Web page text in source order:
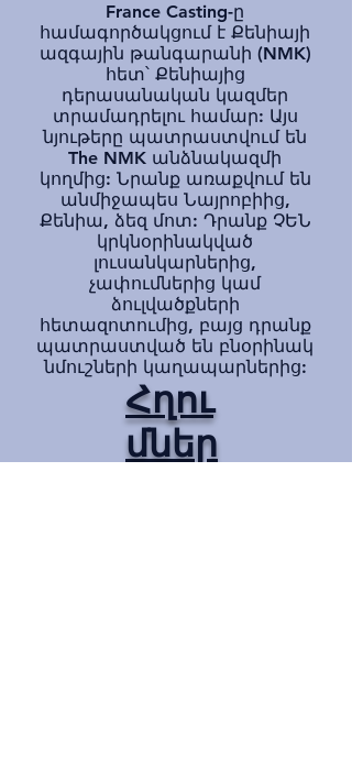
France Casting-ը
համագործակցում է Քենիայի
ազգային թանգարանի (NMK)
հետ՝ Քենիայից
դերասանական կազմեր
տրամադրելու համար: Այս
նյութերը պատրաստվում են
The NMK անձնակազմի
կողմից: Նրանք առաքվում են
անմիջապես Նայրոբիից,
Քենիա, ձեզ մոտ: Դրանք ՉԵՆ
կրկնօրինակված
լուսանկարներից,
չափումներից կամ
ձուլվածքների
հետազոտումից, բայց դրանք
պատրաստված են բնօրինակ
նմուշների կաղապարներից:
Հղու
մներ